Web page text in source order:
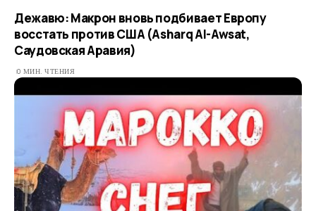
Дежавю: Макрон вновь подбивает Европу
восстать против США (Asharq Al-Awsat,
Саудовская Аравия)
0 МИН. ЧТЕНИЯ